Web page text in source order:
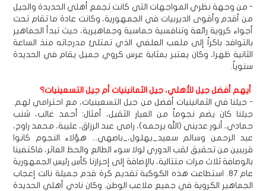
- من وجهة نظري المواجهات التي كانت تجمع أهلي الحديدة والجيل
من أقدم وأقوى الديربيات في الجمهورية، وكانت عادة ما تقام تحت
أجواء كروية رائعة وتنافسية حماسية وجماهيرية، حيث تبدأ الجماهير
بالتوافد باكراً إلى ملعب العلفي الذي تمتلئ مدرجاته منذ الساعة
الثانية ظهرا، وكان يعتبر بمثابة عرس كروي جميل يقام في الحديدة
سنوياً.
أيهم أفضل جيل للأهلي، جيل الثمانينيات أم جيل التسعينيات؟
- جيلنا في الثمانينيات أفضل من جيل التسعينيات، مع احترامي لهم.
جيلنا كان يضم نجوماً من العيار الثقيل، أمثال: أحمد غالب، شنب
حمادي، أنور عديني (الله يرحمه)، رامي عبد الرزاق، عليبة، محمد راوح،
عبد الرحمن وسالم سعيد_بهلول،_باصهي... هؤلاء النجوم كانوا
قريبين من تحقيق لقب الدوري لولا سوء الطالع والحظ العاثر، فاكتفينا
بالوصافة ثلاث مرات متتالية، بالإضافة إلى إحرازنا كأس رئيس الجمهورية
عام 87. استطاعت هذه الكوكبة تقديم كرة قدم جميلة نالت إعجاب
الجماهير الكروية في جميع ملاعب الوطن. وكان نادي أهلي الحديدة